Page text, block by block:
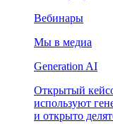
Вебинары
Мы в медиа
Generation AI
Открытый
используют
и открыто